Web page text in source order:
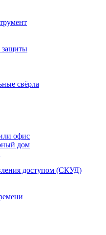
защиты
свёрла
офис
дом
доступом (СКУД)